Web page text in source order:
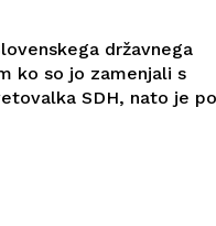
državnega
ko so jo zamenjali s
SDH, nato je po